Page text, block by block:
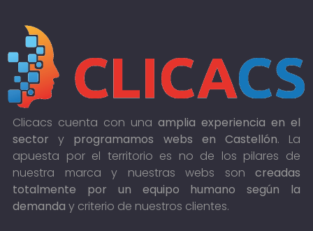
Clicacs cuenta con una amplia experiencia en el
sector y programamos webs en Castellón. La
apuesta por el territorio es no de los pilares de
nuestra marca y nuestras webs son creadas
totalmente por un equipo humano según la
demanda y criterio de nuestros clientes.